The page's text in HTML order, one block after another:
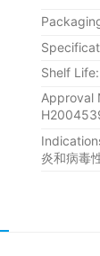
Shelf
Approval
炎和病毒